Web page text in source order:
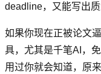
deadline，又能写出
如果你现在正被论文
具，尤其是千笔AI，
用过你就会知道，原